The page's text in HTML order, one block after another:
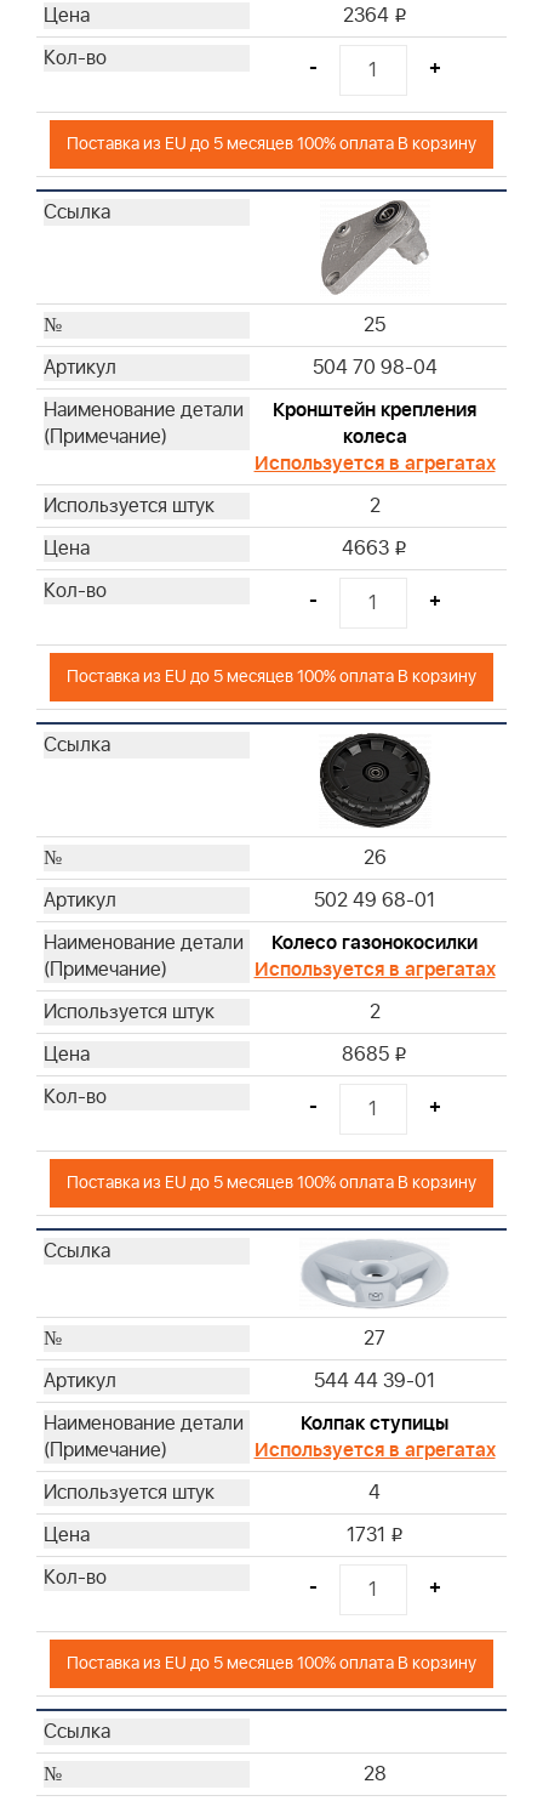
2364 i
- +
Поставка из EU до 5 месяцев 100% оплата В корзину
25
504 70 98-04
Кронштейн крепления
колеса
Используется в агрегатах
2
4663 i
- +
Поставка из EU до 5 месяцев 100% оплата В корзину
26
502 49 68-01
Колесо газонокосилки
Используется в агрегатах
2
8685 i
- +
Поставка из EU до 5 месяцев 100% оплата В корзину
27
544 44 39-01
Колпак ступицы
Используется в агрегатах
4
1731 i
- +
Поставка из EU до 5 месяцев 100% оплата В корзину
28